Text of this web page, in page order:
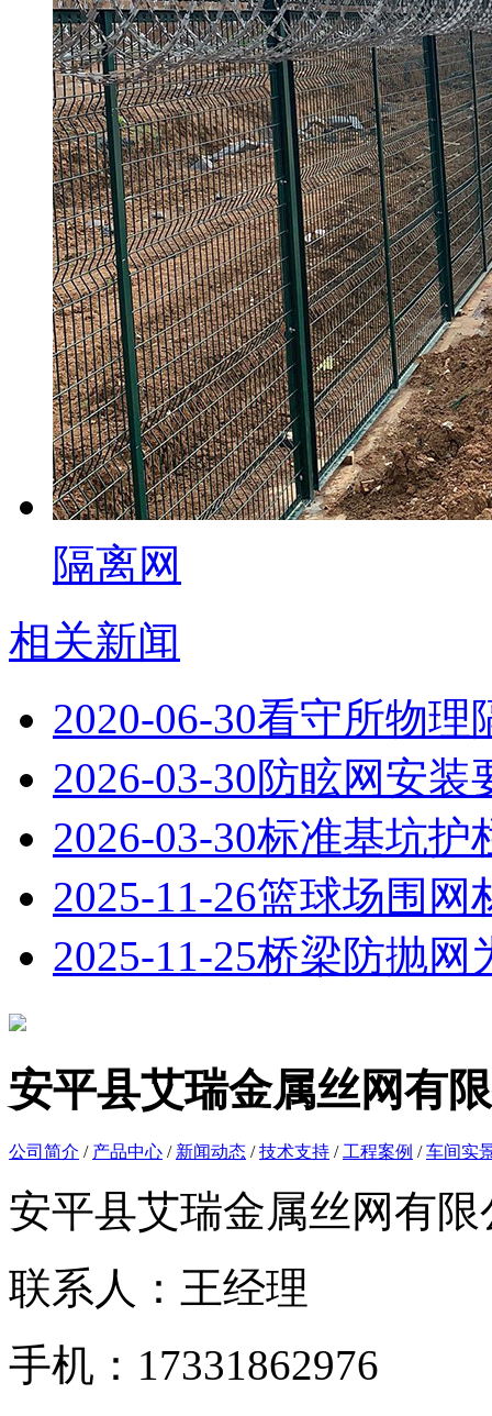
隔离网
相关新闻
2020-06-30看守所物理
2026-03-30防眩网安装
2026-03-30标准基坑护
2025-11-26篮球场围网
2025-11-25桥梁防抛网
安平县艾瑞金属丝网有
公司简介 / 产品中心 / 新闻动态 /技术支持 / 工程案例 /车间实
安平县艾瑞金属丝网有限
联系人：王经理
手机：17331862976